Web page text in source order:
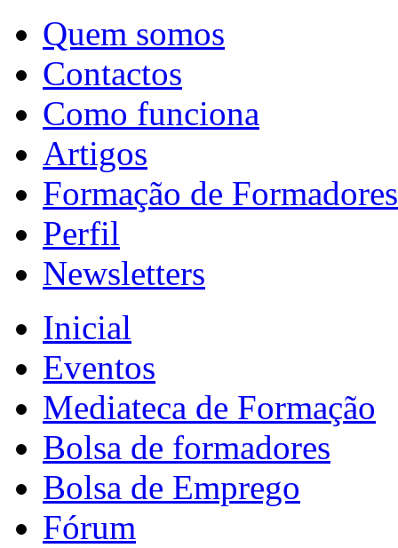
Quem somos
Contactos
Como funciona
Artigos
Formação de Formadores
Perfil
Newsletters
Inicial
Eventos
Mediateca de Formação
Bolsa de formadores
Bolsa de Emprego
Fórum